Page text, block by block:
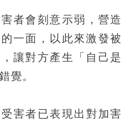
者會刻意示弱，營造
一面，以此來激發被
讓對方產生「自己是
覺。
害者已表現出對加害